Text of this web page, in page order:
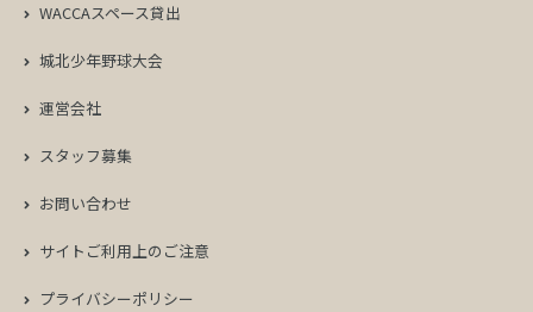
WACCAスペース貸出
城北少年野球大会
運営会社
スタッフ募集
お問い合わせ
サイトご利用上のご注意
プライバシーポリシー